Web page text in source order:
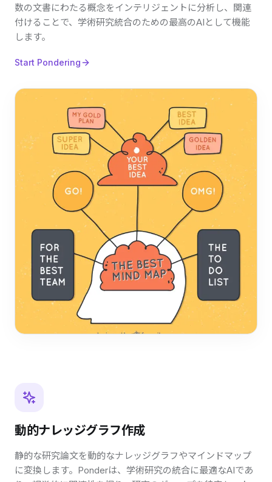
数の文書にわたる概念をインテリジェントに分析し、関連
付けることで、学術研究統合のための最高のAIとして機能
します。
Start Pondering
動的ナレッジグラフ作成
静的な研究論文を動的なナレッジグラフやマインドマップ
に変換します。Ponderは、学術研究の統合に最適なAIであ